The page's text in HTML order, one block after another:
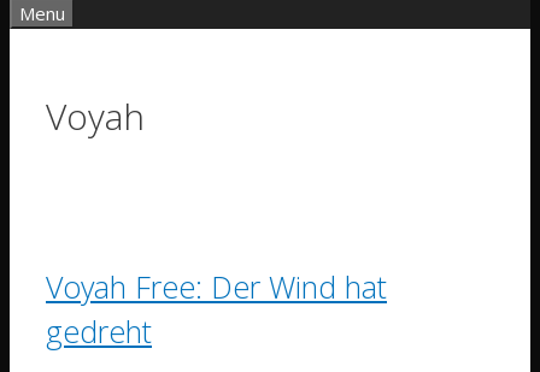
Menu
Voyah
Voyah Free: Der Wind hat
gedreht